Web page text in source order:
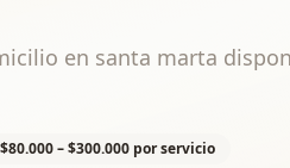
en santa marta
$80.000 – $300.000 por servicio